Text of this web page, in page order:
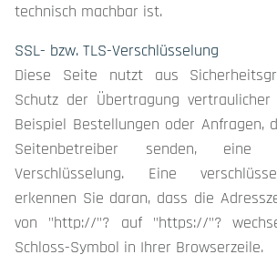
technisch machbar ist.
SSL- bzw. TLS-Verschlüsselung
Diese Seite nutzt aus
Schutz der Übertragung
Beispiel Bestellungen oder Anfragen,
Seitenbetreiber senden, eine
Verschlüsselung. Eine
erkennen Sie daran, dass die
von "http://"? auf "https://"?
Schloss-Symbol in Ihrer Browserzeile.